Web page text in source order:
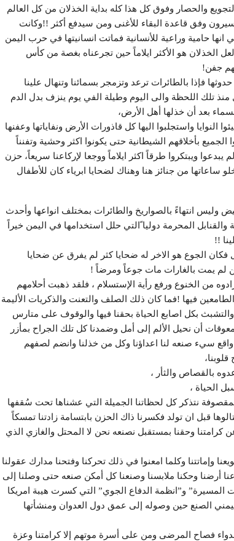
والحصار وفوق كل هذا كله بداية الخذلان من كل العالم
وفق قاعدة البقاء للأغنى ومن سيدفع أكثر !!وكانت
حامية وراعية للأنسانية فماتت انسانيتها في حرب اليمن
الخذلان هو الأكثر ايلاماً حين تجرعناه بغصة من كأس
جفن!
فإذا بالطائرات ترعد وتزمجر بسمائنا وتنهال علينا
تلك اللحظة والى اليوم وطيلة الفي يوم ينزف بدل الدم
بعد أن خذلها أهل الأرض،
واستجلبوا اليها كل قاذورات الأرض ونفاياتها وعفنها
الجميع بأخلاقهم الشيطانية حتى يكونوا اكثر وحشية وتفنناً
ويبتكروا طرقاً اكثر ايلاماً ووجعا لإركاعنا سريعاً، حزن
ساعاتها من جنائز هنا وهناك لضحايا ابرياء كان للأطفال
وليس انتهاءً بالصواريخ والطائرات بمختلف انواعها وأحدث
والقنابل المحرمة دوليا ًالتي حلل استخدامها في اليمن خيراً
!!
الجوع هو الاخر له ضحايا كثر لم يفرق عن ضحايا
لم يمت بالغارات مات جوعاً ومرضاً !
من الخنوع ورفع رأية الإستسلام ، فلقد ذهبت أحلامهم
فيها !فما كان ذلك الصلف والتعنت والذكريات الأليمة
بكل اصابع الحياة بحقنا فيها والوقوف على متارس
أن نحيل الألم إلى أمل وضمدنا كل تلك الجراح بمأزر
واقع سيء صنعه لنا اعداؤنا وكل من خذلنا وانضم لصفهم
بالقصاص والثأر ،
الحياة ،
نتذكر كل لحظاتنا الجميلة التي عشناها تحت سُقفها
قبل ان تولد فكسرنا ذاك الحزن بابتسامة زادتنا تمسكاً
وحقنا بمستقبل نصنعه نحن لا المحتل والغازي الذي
وإماتتنا وكلما امعنوا في ذلك تحركنا وفتحنا مدارك عقولنا
أرضنا وحكنا ملابسنا وصنعنا كل أمكن صنعه حتى وصلنا إلى
المسيرة” و”انظمة الدفاع الجوي” التي كسرت هيبة امريكا
الصنع حين وصوله إلى عمق دول العدوان ومنشأتها
فصاح المرضى ومن على أسرة موتهم إلا كرامتنا وعزة